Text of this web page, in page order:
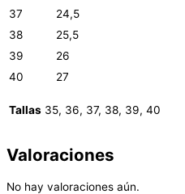
37
24,5
38
25,5
39
26
40
27
Tallas 35, 36, 37, 38, 39, 40
Valoraciones
No hay valoraciones aún.